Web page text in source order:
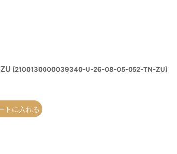
[2100130000039340-U-26-08-05-052-TN-ZU]
トに入れる